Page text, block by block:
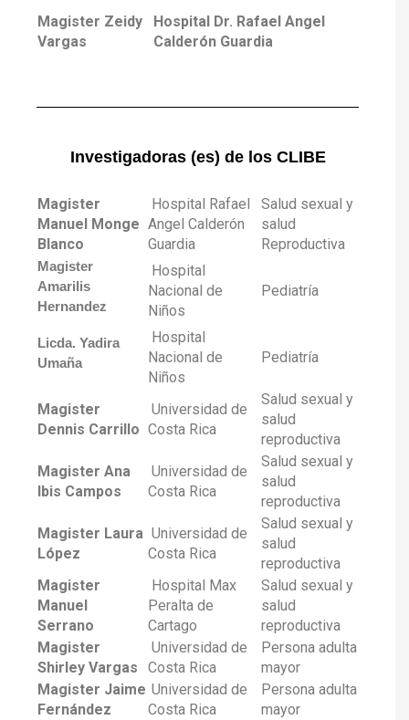
Magister Zeidy
Vargas
Hospital Dr. Rafael Angel
Calderón Guardia
Investigadoras (es) de los CLIBE
Magister
Manuel Monge
Blanco
Hospital Rafael
Angel Calderón
Guardia
Salud sexual y
salud
Reproductiva
Magister
Amarilis
Hernandez
Hospital
Nacional de
Niños
Pediatría
Licda. Yadira
Umaña
Hospital
Nacional de
Niños
Pediatría
Magister
Dennis Carrillo
Universidad de
Costa Rica
Salud sexual y
salud
reproductiva
Magister Ana
Ibis Campos
Universidad de
Costa Rica
Salud sexual y
salud
reproductiva
Magister Laura
López
Universidad de
Costa Rica
Salud sexual y
salud
reproductiva
Magister
Manuel
Serrano
Hospital Max
Peralta de
Cartago
Salud sexual y
salud
reproductiva
Magister
Shirley Vargas
Universidad de
Costa Rica
Persona adulta
mayor
Magister Jaime
Fernández
Universidad de
Costa Rica
Persona adulta
mayor